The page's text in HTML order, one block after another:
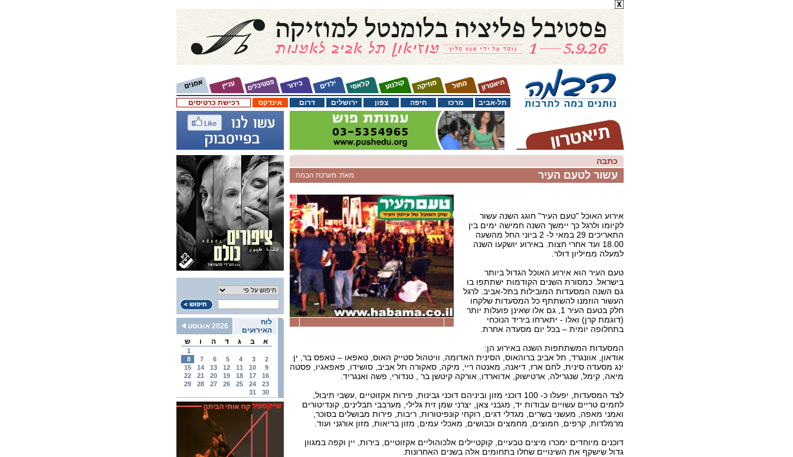
רכישת כרטיסים אינדקס דרום ירושלים צפון חיפה מרכז תל-אביב
לוח
האירועים
2026 אוגוסט
א
ב ג ד ה ו ש
1
2
3
4
5
6
7
8
9
10
11
12
13
14
15
16
17
18
19
20
21
22
23
24
25
26
27
28
29
30
31
כתבה
מאת: מערכת הבמה עשור לטעם העיר
אירוע האוכל "טעם העיר" חוגג השנה עשור
לקיומו ולרגל כך יימשך השנה חמישה ימים בין
התאריכים 29 במאי ל- 2 ביוני החל מהשעה
18.00 ועד אחרי חצות. באירוע יושקעו השנה
למעלה ממיליון דולר.
טעם העיר הוא אירוע האוכל הגדול ביותר
בישראל. כמסורת השנים הקודמות ישתתפו בו
גם השנה המסעדות המובילות בתל-אביב. לרגל
העשור הוזמנו להשתתף כל המסעדות שלקחו
חלק בטעם העיר 1, גם אלו שאינן פועלות יותר
(דוגמת קרן) ואלו - יתארחו ביריד הנוכחי
בתחלופה יומית – בכל יום מסעדה אחרת.
המסעדות המשתתפות השנה באירוע הן:
אודאון, אוונגרד, תל אביב ברוהאוס, הסינית האדומה, וויטהול סטייק האוס, טאפאו – טאפס בר, ין
ינג מסעדה סינית, לחם ארז, דיאנה, מאנטה ריי, מיקה, סאקורה תל אביב, סושידו, פאפאגיו, פסטה
מיאה, קימל, שנגרילה, ארטישוק, אדוארדו, אורקה קיטשן בר , טנדורי, פשה ואנגריד.
לצד המסעדות, יפעלו כ- 100 דוכני מזון וביניהם דוכני גבינות, פירות אקזוטיים ,עשבי תיבול,
לחמים טריים עשויים עבודות יד, מגבני צאן, יצרני שמן זית גלילי, מערבבי תבלינים, קונדיטורים
ואמני מאפה, מעשני בשרים, מגדלי דגים, רוקחי קונפיטורות, ריבות, פירות מבושלים בסוכר,
מרמלדות, קרפים, חמוצים, מחמצים וכבושים, מאכלי עמים, מזון בריאות, מזון אורגני ועוד.
דוכנים מיוחדים ימכרו מיצים טבעיים, קוקטיילים אלכוהוליים אקזוטיים, בירות, יין וקפה במגוון
גדול שישקף את השינויים שחלו בתחומים אלה בשנים האחרונות.